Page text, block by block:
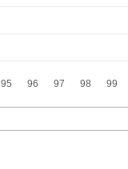
95 96 97 98 99